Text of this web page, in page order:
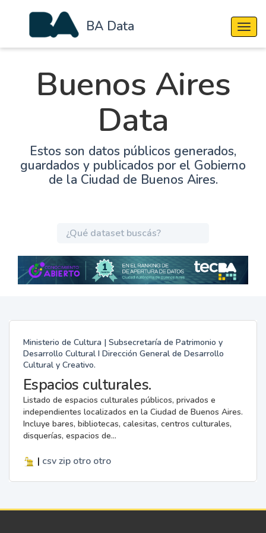
BA Data
Buenos Aires
Data
Estos son datos públicos generados,
guardados y publicados por el Gobierno
de la Ciudad de Buenos Aires.
Ministerio de Cultura | Subsecretaría de Patrimonio y
Desarrollo Cultural I Dirección General de Desarrollo
Cultural y Creativo.
Espacios culturales.
Listado de espacios culturales públicos, privados e
independientes localizados en la Ciudad de Buenos Aires.
Incluye bares, bibliotecas, calesitas, centros culturales,
disquerías, espacios de...
| csv zip otro otro